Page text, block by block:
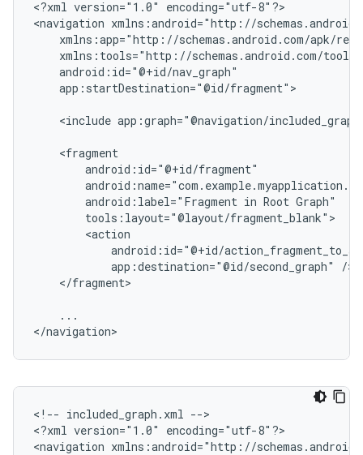
<?xml version="1.0"
encoding="utf-8"?>
<navigation
app:startDestination="@id/fragment">
<include app:graph="@navigation/
android:label="Fragment in Root
app:destination="@id/second_graph"
</fragment>
...
<!-- included_graph.xml -->
<?xml version="1.0"
encoding="utf-8"?>
<navigation